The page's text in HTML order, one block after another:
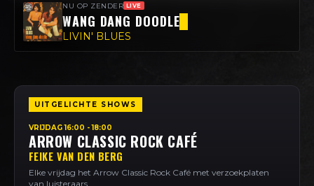
NU OP ZENDER LIVE
WANG DANG DOODLE
LIVIN' BLUES
UITGELICHTE SHOWS
VRIJDAG 16:00 - 18:00
ARROW CLASSIC ROCK CAFÉ
FEIKE VAN DEN BERG
Elke vrijdag het Arrow Classic Rock Café met verzoekplaten
van luisteraars